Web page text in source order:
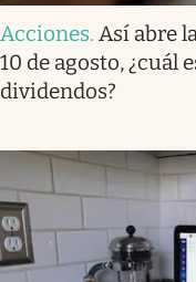
Acciones. Así abre
10 de agosto, ¿cuál
dividendos?